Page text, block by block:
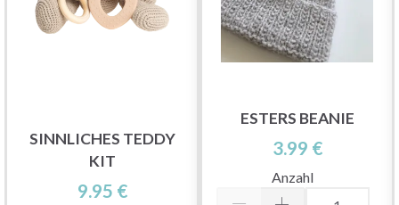
SINNLICHES TEDDY
KIT
9.95 €
ESTERS BEANIE
3.99 €
Anzahl